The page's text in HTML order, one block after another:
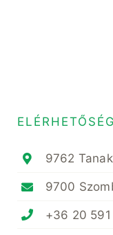
9762
9700
+36 20